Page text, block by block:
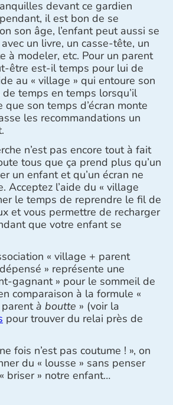
devant ce gardien
il est bon de se
son âge, l’enfant peut aussi se
un livre, un casse-tête, un
à modeler, etc. Pour un parent
être est-il temps pour lui de
au « village » qui entoure son
temps en temps lorsqu’il
que son temps d’écran monte
les recommandations un
n’est pas encore tout à fait
tous que ça prend plus qu’un
un enfant et qu’un écran ne
Acceptez l’aide du « village
le temps de reprendre le fil de
et vous permettre de recharger
que votre enfant se
« village + parent
» représente une
gagnant » pour le sommeil de
comparaison à la formule «
à boutte » (voir la
pour trouver du relai près de
fois n’est pas coutume ! », on
du « lousse » sans penser
briser » notre enfant…